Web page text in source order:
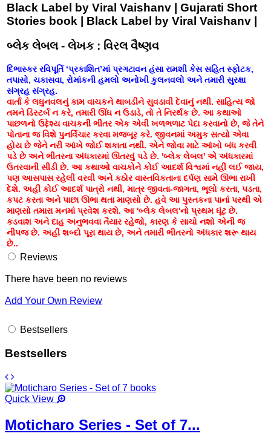
Black Label by Viral Vaishanv | Gujarati Short
Stories book | Black Label by Viral Vaishanv |
બ્લેક લેબલ - લેખક : વિરલ વૈષ્ણવ
દિભાસ્કર રવિપૂર્તિ ‘પ્રકાશિત’માં પ્રગટાવન હંસા રામશી કેસ સહિત સ્ફોટક,
તપાસો, ચકાસવા, રોમાંકની હમલો અનોખી કુલનવલો અને તમારી સુરક્ષા
સંગ્રહ સંગ્રહ.
વાર્તા કે લઘુનવલનું કામ વાચકને થાબડીને સુવડાવી દેવાનું નથી. સાહિત્ય જો
તમને ડિસ્ટર્બ ન કરે, તમારી ઊંઘ ન ઉડાડે, તો તે નિરર્થક છે. આ કથાઓ
પાછળનો ઉદ્દેશ્ય વાચકની ભીતર એક એવી ખળભળાટ પેદા કરવાનો છે, જે તેને
પોતાના જ વિશે પુનર્વિચાર કરવા મજબૂર કરે. જીવનમાં અમુક સત્યો એવા
હોય છે જેને નરી આંખે જોઈ શકાતા નથી. એને જોવા માટે આંખો બંધ કરવી
પડે છે અને ભીતરના અંધકારમાં ઊતરવું પડે છે. 'બ્લેક લેબલ' એ અંધકારમાં
ઉતરવાની સીડી છે. આ કથાઓ વાચકોને કોઈ આદર્શ વિશ્વમાં નહીં લઈ જાય,
પણ આસપાસ રહેલી વરવી અને કઠોર વાસ્તવિકતાના દર્પણ સામે ઊભા રાખી
દેશે. અહીં કોઈ આદર્શ પાત્રો નથી, માત્ર જીવતા-જાગતા, ભૂલો કરતા, પડતા,
કપટ કરતા અને પાછા ઊભા થતા માણસો છે. હવે આ પુસ્તકના પાનાં પરથી એ
માણસો તમારા મનમાં પ્રવેશ કરશે. આ 'બ્લેક લેબલ'નો પ્રથમ ઘૂંટ છે.
કડવાશ અને દાહ અનુભવવા તૈયાર રહેજો, કારણ કે સાચો નશો એની જ
નીપજ છે. અહી શબ્દો પૂરા થાય છે, અને તમારી ભીતરનો અંધકાર શરૂ થાય
છે..
Reviews
There have been no reviews
Add Your Own Review
Bestsellers
Bestsellers
Quick View
Moticharo Series - Set of 7...